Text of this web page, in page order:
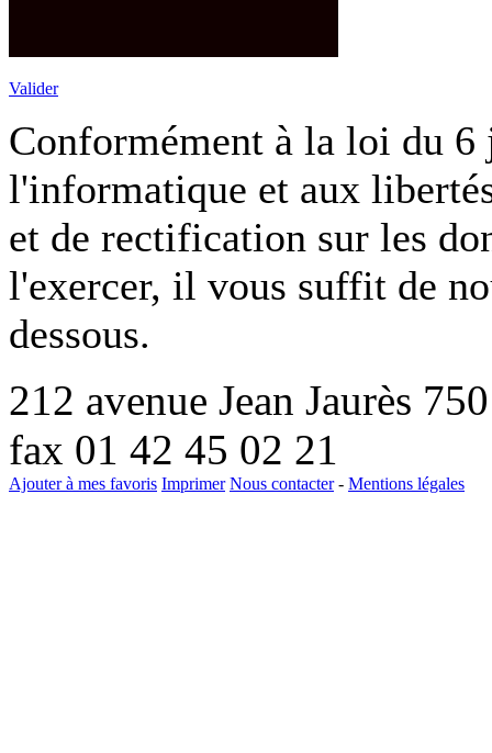
Valider
Conformément à la loi du
l'informatique et aux
et de rectification sur les
l'exercer, il vous suffit de
dessous.
212 avenue Jean Jaurès
fax 01 42 45 02 21
Ajouter à mes favoris Imprimer Nous contacter- Mentions légales